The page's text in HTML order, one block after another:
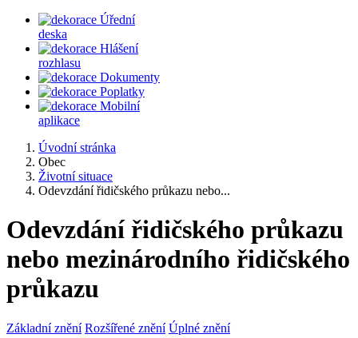
Úřední
deska
Hlášení
rozhlasu
Dokumenty
Poplatky
Mobilní
aplikace
Úvodní stránka
Obec
Životní situace
Odevzdání řidičského průkazu nebo...
Odevzdání řidičského průkazu
nebo mezinárodního řidičského
průkazu
Základní znění Rozšířené znění Úplné znění